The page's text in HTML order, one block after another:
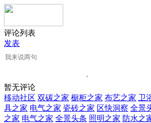
评论列表
发表
暂无评论
移动社区 双碳之家 橱柜之家 布艺之家 卫
具之家 电气之家 瓷砖之家 区快洞察 全景
之家 电气之家 全景头条 照明之家 防水之